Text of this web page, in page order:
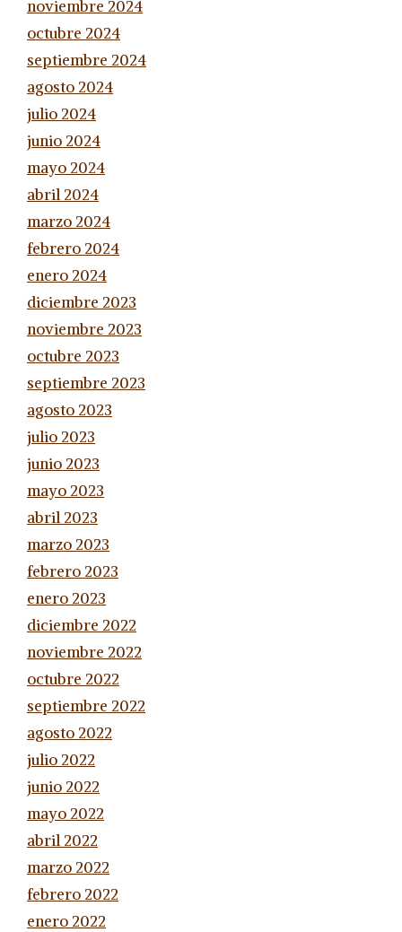
noviembre 2024
octubre 2024
septiembre 2024
agosto 2024
julio 2024
junio 2024
mayo 2024
abril 2024
marzo 2024
febrero 2024
enero 2024
diciembre 2023
noviembre 2023
octubre 2023
septiembre 2023
agosto 2023
julio 2023
junio 2023
mayo 2023
abril 2023
marzo 2023
febrero 2023
enero 2023
diciembre 2022
noviembre 2022
octubre 2022
septiembre 2022
agosto 2022
julio 2022
junio 2022
mayo 2022
abril 2022
marzo 2022
febrero 2022
enero 2022